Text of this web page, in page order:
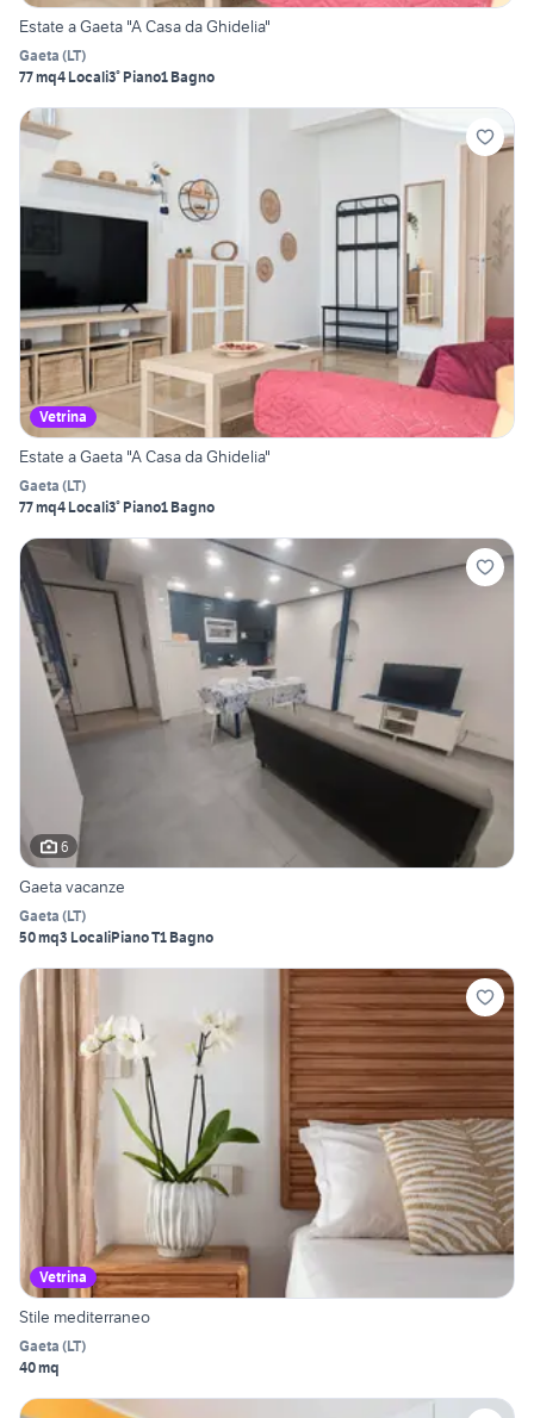
Estate a Gaeta "A Casa da Ghidelia"
Gaeta (LT)
77 mq4 Locali3° Piano1 Bagno
Vetrina
Estate a Gaeta "A Casa da Ghidelia"
Gaeta (LT)
77 mq4 Locali3° Piano1 Bagno
6
Gaeta vacanze
Gaeta (LT)
50 mq3 LocaliPiano T1 Bagno
Vetrina
Stile mediterraneo
Gaeta (LT)
40 mq